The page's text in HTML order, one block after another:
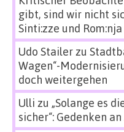
gibt, sind wir nicht
Sinti:zze und Rom:nja
Udo Stailerzu
Wagen“-
doch weitergehen
Ulli zu „Solange es
sicher“: Gedenken